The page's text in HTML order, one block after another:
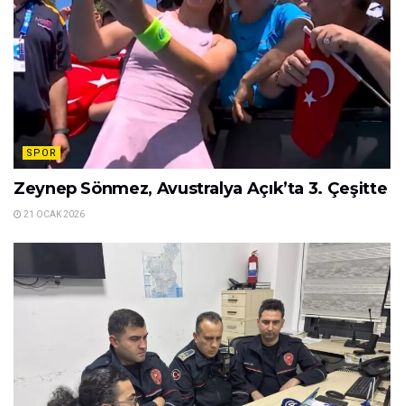
SPOR
Zeynep Sönmez, Avustralya Açık’ta 3. Çeşitte
21 OCAK 2026